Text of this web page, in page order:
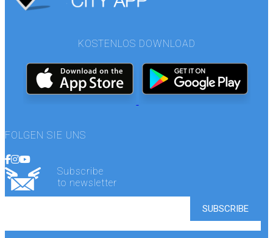
KOSTENLOS DOWNLOAD
FOLGEN SIE UNS
Subscribe
to newsletter